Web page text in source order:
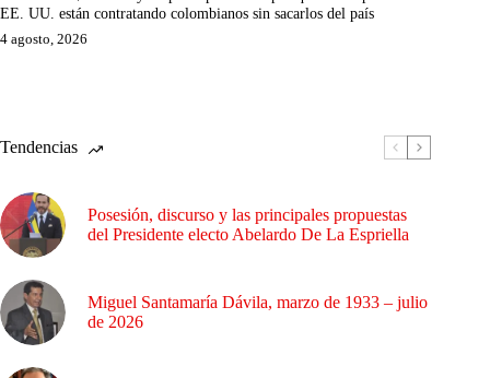
EE. UU. están contratando colombianos sin sacarlos del país
4 agosto, 2026
Tendencias
Posesión, discurso y las principales propuestas
del Presidente electo Abelardo De La Espriella
Miguel Santamaría Dávila, marzo de 1933 – julio
de 2026